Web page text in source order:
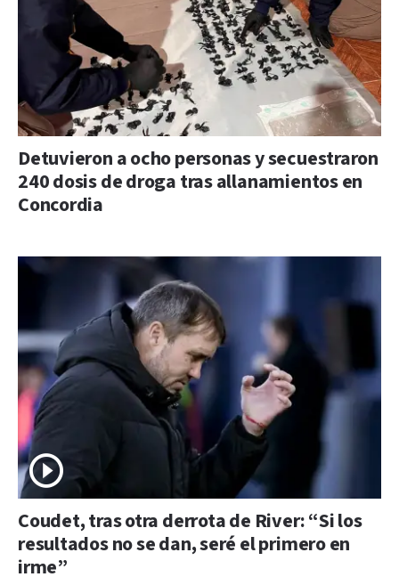
Detuvieron a ocho personas y secuestraron
240 dosis de droga tras allanamientos en
Concordia
Coudet, tras otra derrota de River: “Si los
resultados no se dan, seré el primero en
irme”